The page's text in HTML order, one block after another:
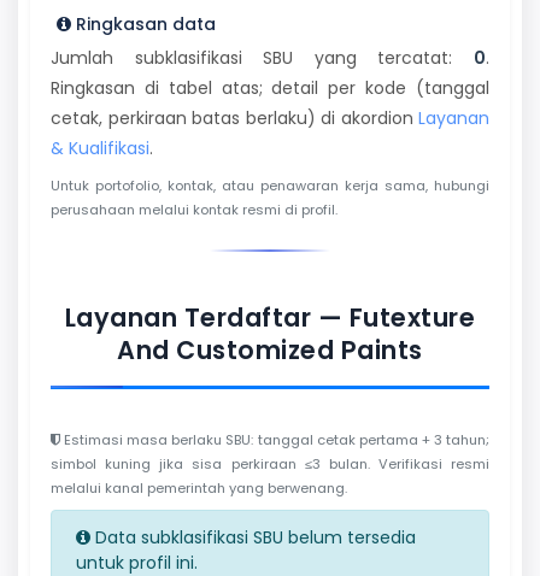
Ringkasan data
Jumlah subklasifikasi SBU yang tercatat: 0.
Ringkasan di tabel atas; detail per kode (tanggal
cetak, perkiraan batas berlaku) di akordion Layanan
& Kualifikasi.
Untuk portofolio, kontak, atau penawaran kerja sama, hubungi
perusahaan melalui kontak resmi di profil.
Layanan Terdaftar — Futexture
And Customized Paints
Estimasi masa berlaku SBU: tanggal cetak pertama + 3 tahun;
simbol kuning jika sisa perkiraan ≤3 bulan. Verifikasi resmi
melalui kanal pemerintah yang berwenang.
Data subklasifikasi SBU belum tersedia
untuk profil ini.